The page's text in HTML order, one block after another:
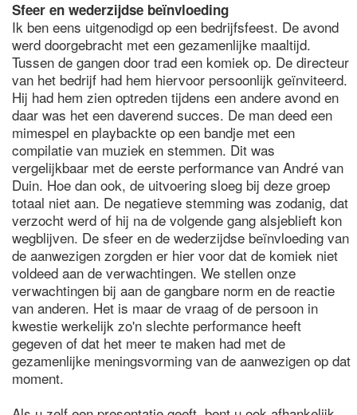
Sfeer en wederzijdse beïnvloeding
Ik ben eens uitgenodigd op een bedrijfsfeest. De avond
werd doorgebracht met een gezamenlijke maaltijd.
Tussen de gangen door trad een komiek op. De directeur
van het bedrijf had hem hiervoor persoonlijk geïnviteerd.
Hij had hem zien optreden tijdens een andere avond en
daar was het een daverend succes. De man deed een
mimespel en playbackte op een bandje met een
compilatie van muziek en stemmen. Dit was
vergelijkbaar met de eerste performance van André van
Duin. Hoe dan ook, de uitvoering sloeg bij deze groep
totaal niet aan. De negatieve stemming was zodanig, dat
verzocht werd of hij na de volgende gang alsjeblieft kon
wegblijven. De sfeer en de wederzijdse beïnvloeding van
de aanwezigen zorgden er hier voor dat de komiek niet
voldeed aan de verwachtingen. We stellen onze
verwachtingen bij aan de gangbare norm en de reactie
van anderen. Het is maar de vraag of de persoon in
kwestie werkelijk zo'n slechte performance heeft
gegeven of dat het meer te maken had met de
gezamenlijke meningsvorming van de aanwezigen op dat
moment.